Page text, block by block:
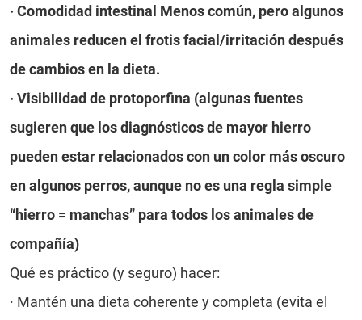
· Comodidad intestinal Menos común, pero algunos
animales reducen el frotis facial/irritación después
de cambios en la dieta.
· Visibilidad de protoporfina (algunas fuentes
sugieren que los diagnósticos de mayor hierro
pueden estar relacionados con un color más oscuro
en algunos perros, aunque no es una regla simple
“hierro = manchas” para todos los animales de
compañía)
Qué es práctico (y seguro) hacer:
· Mantén una dieta coherente y completa (evita el